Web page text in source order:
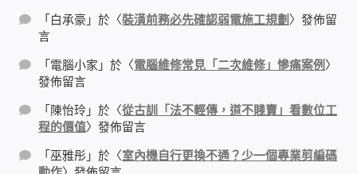
安立達(Aristel)
聯盟電子(LINEMEX)
網路型門口視訊對講機
電話 工具 軟體 手冊
「白承豪 」於〈裝潢前務必先確認弱電施工規劃 〉發佈留
言
「電腦小家 」於〈電腦維修常見「二次維修」慘痛案例 〉
發佈留言
「陳怡玲 」於〈從古訓「法不輕傳，道不賤賣」看數位工
程的價值〉發佈留言
「巫雅彤 」於〈室內機自行更換不通？少一個專業剪編碼